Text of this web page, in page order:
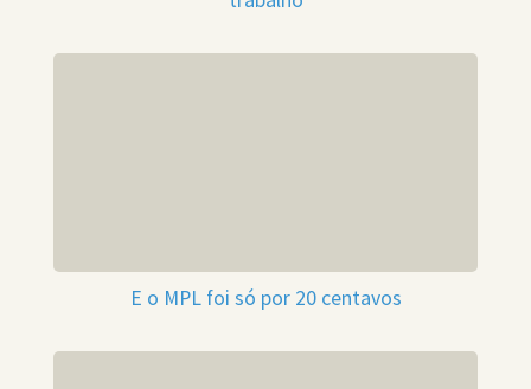
E o MPL foi só por 20 centavos